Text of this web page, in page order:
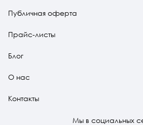
Публичная оферта
Прайс-листы
Блог
О нас
Контакты
Мы в социальных